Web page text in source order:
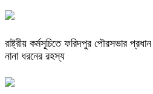
রাষ্ট্রীয় কর্মসূচিতে ফরিদপুর পৌরসভার প্রধান
নানা ধরনের রহস্য